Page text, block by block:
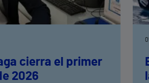
cierra el primer
2026